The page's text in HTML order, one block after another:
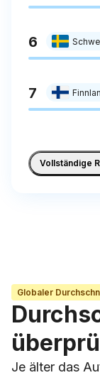
6
7
Vollständige
Globaler
Je älter das